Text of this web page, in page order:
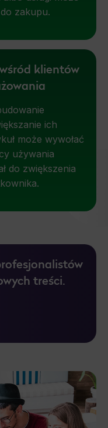
zakupu.
klientów
ich
może wywołać
używania
do zwiększenia
treści.